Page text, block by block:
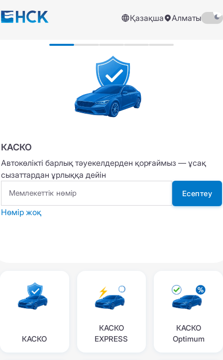
Қазақша Алматы
КАСКО
Автокөлікті барлық тәуекелдерден қорғаймыз — ұсақ
сызаттардан ұрлыққа дейін
Мемлекеттік нөмір Есептеу
Нөмір жоқ
КАСКО
КАСКО
EXPRESS
КАСКО
Optimum